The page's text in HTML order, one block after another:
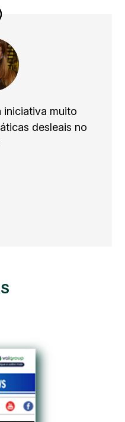
iniciativa muito
desleais no